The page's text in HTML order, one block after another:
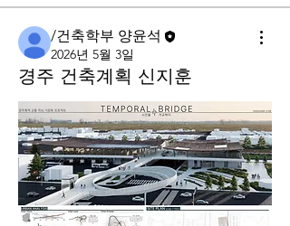
/건축학부 양윤석
2026년 5월 3일
경주 건축계획 신지훈